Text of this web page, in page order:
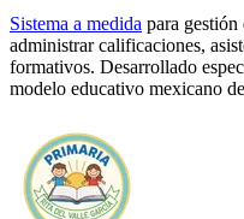
Sistema a medida para gestión
administrar calificaciones,
formativos. Desarrollado
modelo educativo mexicano